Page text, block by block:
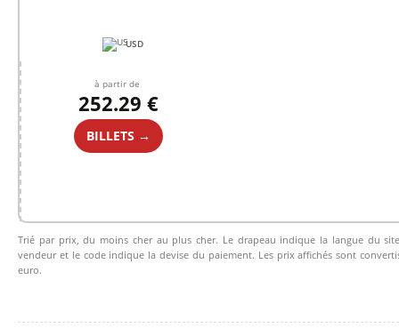
USD
à partir de
252.29 €
BILLETS →
Trié par prix, du moins cher au plus cher. Le drapeau indique la langue du
vendeur et le code indique la devise du paiement. Les prix affichés sont
euro.